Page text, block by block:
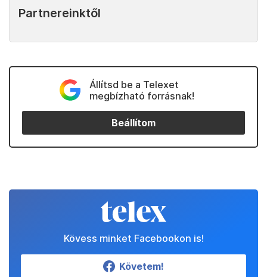
Partnereinktől
Állítsd be a Telexet
megbízható forrásnak!
Beállítom
Kövess minket Facebookon is!
Követem!